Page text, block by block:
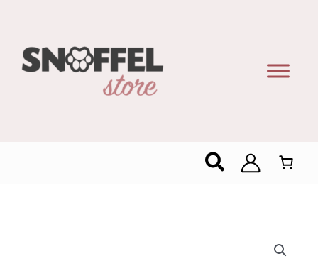
Zoeken